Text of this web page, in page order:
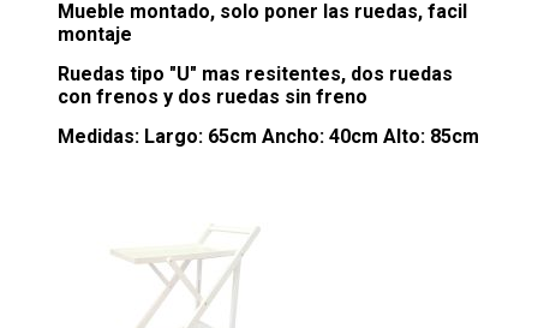
Mueble montado, solo poner las ruedas, facil
montaje
Ruedas tipo "U" mas resitentes, dos ruedas
con frenos y dos ruedas sin freno
Medidas: Largo: 65cm Ancho: 40cm Alto: 85cm